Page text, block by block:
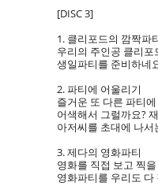
[DISC 3]
1. 클리포드의 깜짝파
우리의 주인공 클리
생일파티를 준비하네
2. 파티에 어울리기
즐거운 또 다른 파티
어색해서 그럴까요?
아저씨를 초대에 나
3. 제다의 영화파티
영화를 직접 보고 찍
영화파티를 우리도